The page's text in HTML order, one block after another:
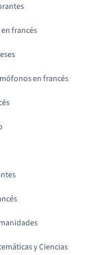
francés
en francés
y Ciencias